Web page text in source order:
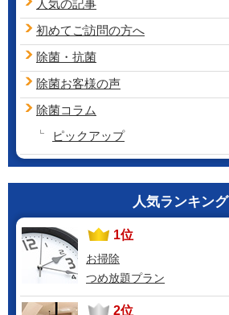
人気の記事
初めてご訪問の方へ
除菌・抗菌
除菌お客様の声
除菌コラム
ピックアップ
人気ランキング
1位
お掃除
つめ放題プラン
2位